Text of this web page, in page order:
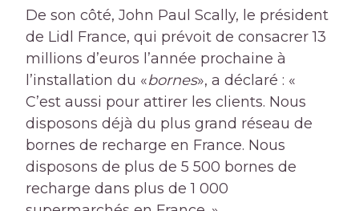
De son côté, John Paul Scally, le président
de Lidl France, qui prévoit de consacrer 13
millions d’euros l’année prochaine à
l’installation du «bornes», a déclaré : «
C’est aussi pour attirer les clients. Nous
disposons déjà du plus grand réseau de
bornes de recharge en France. Nous
disposons de plus de 5 500 bornes de
recharge dans plus de 1 000